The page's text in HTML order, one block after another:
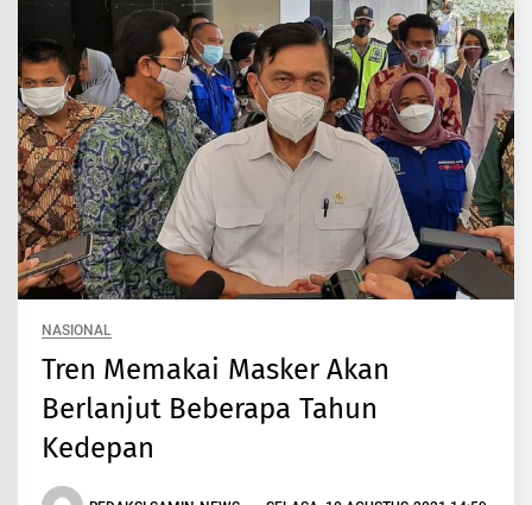
NASIONAL
Tren Memakai Masker Akan
Berlanjut Beberapa Tahun
Kedepan